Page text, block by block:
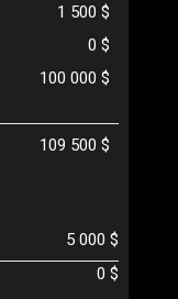
1 500 $
0 $
100 000 $
109 500 $
5 000 $
0 $